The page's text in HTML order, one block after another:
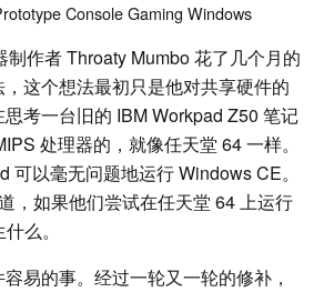
ConsoleGaming Windows
制作者 Throaty Mumbo 花了几个月的
这个想法最初只是他对共享硬件的
考一台旧的 IBM Workpad Z50 笔记
处理器的，就像任天堂 64 一样。
可以毫无问题地运行 Windows CE。
，如果他们尝试在任天堂 64 上运行
么。
易的事。经过一轮又一轮的修补，